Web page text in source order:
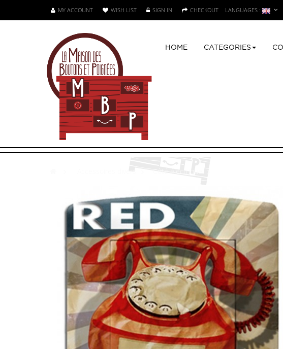
MY ACCOUNT WISH LIST SIGN IN CHECKOUT LANGUAGES :
HOME CATEGORIES